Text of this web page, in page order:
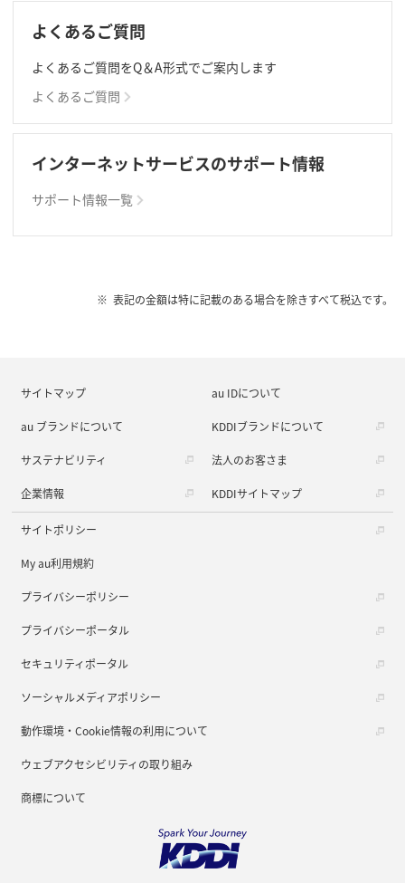
よくあるご質問
よくあるご質問をQ＆A形式でご案内します
よくあるご質問
インターネットサービスのサポート情報
サポート情報一覧
表記の金額は特に記載のある場合を除きすべて税込です。
サイトマップ au IDについて
au ブランドについて KDDIブランドについて
サステナビリティ 法人のお客さま
企業情報 KDDIサイトマップ
サイトポリシー
My au利用規約
プライバシーポリシー
プライバシーポータル
セキュリティポータル
ソーシャルメディアポリシー
動作環境・Cookie情報の利用について
ウェブアクセシビリティの取り組み
商標について